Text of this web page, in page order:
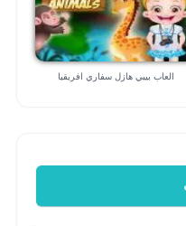
العاب بيبي هازل سفاري افريقيا